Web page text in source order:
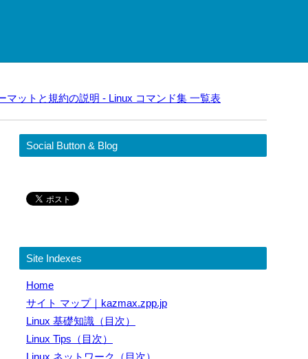
マットと規約の説明 - Linux コマンド集 一覧表
Social Button & Blog
Site Indexes
Home
サイト マップ｜kazmax.zpp.jp
Linux 基礎知識（目次）
Linux Tips（目次）
Linux ネットワーク（目次）